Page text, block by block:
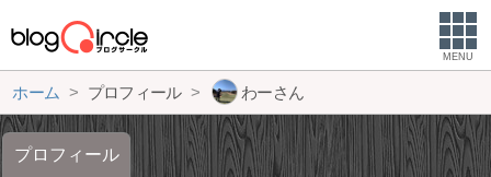
MENU
ホーム プロフィール わーさん
プロフィール